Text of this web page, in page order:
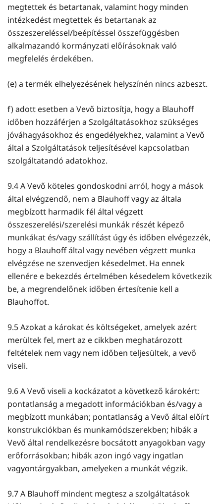
megtettek és betartanak, valamint hogy minden
intézkedést megtettek és betartanak az
összeszereléssel/beépítéssel összefüggésben
alkalmazandó kormányzati előírásoknak való
megfelelés érdekében.
(e) a termék elhelyezésének helyszínén nincs azbeszt.
f) adott esetben a Vevő biztosítja, hogy a Blauhoff
időben hozzáférjen a Szolgáltatásokhoz szükséges
jóváhagyásokhoz és engedélyekhez, valamint a Vevő
által a Szolgáltatások teljesítésével kapcsolatban
szolgáltatandó adatokhoz.
9.4 A Vevő köteles gondoskodni arról, hogy a mások
által elvégzendő, nem a Blauhoff vagy az általa
megbízott harmadik fél által végzett
összeszerelési/szerelési munkák részét képező
munkákat és/vagy szállítást úgy és időben elvégezzék,
hogy a Blauhoff által vagy nevében végzett munka
elvégzése ne szenvedjen késedelmet. Ha ennek
ellenére e bekezdés értelmében késedelem következik
be, a megrendelőnek időben értesítenie kell a
Blauhoffot.
9.5 Azokat a károkat és költségeket, amelyek azért
merültek fel, mert az e cikkben meghatározott
feltételek nem vagy nem időben teljesültek, a vevő
viseli.
9.6 A Vevő viseli a kockázatot a következő károkért:
pontatlanság a megadott információkban és/vagy a
megbízott munkában; pontatlanság a Vevő által előírt
konstrukciókban és munkamódszerekben; hibák a
Vevő által rendelkezésre bocsátott anyagokban vagy
erőforrásokban; hibák azon ingó vagy ingatlan
vagyontárgyakban, amelyeken a munkát végzik.
9.7 A Blauhoff mindent megtesz a szolgáltatások